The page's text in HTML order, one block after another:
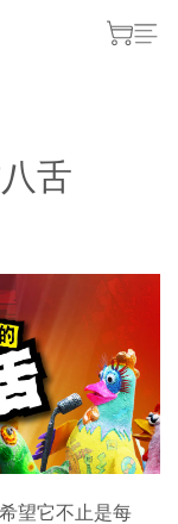
舌
望它不止是每